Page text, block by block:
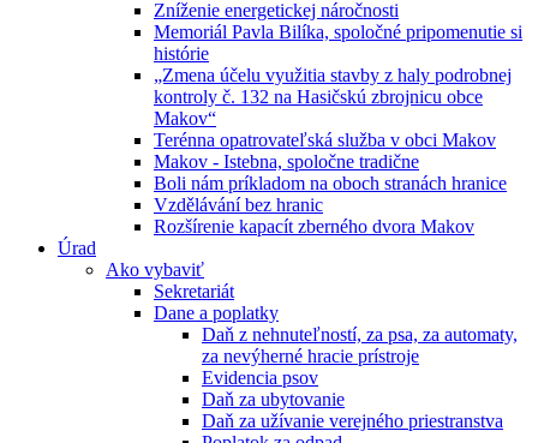
Zníženie energetickej náročnosti
Memoriál Pavla Bilíka, spoločné pripomenutie si
histórie
„Zmena účelu využitia stavby z haly podrobnej
kontroly č. 132 na Hasičskú zbrojnicu obce
Makov“
Terénna opatrovateľská služba v obci Makov
Makov - Istebna, spoločne tradične
Boli nám príkladom na oboch stranách hranice
Vzdělávání bez hranic
Rozšírenie kapacít zberného dvora Makov
Úrad
Ako vybaviť
Sekretariát
Dane a poplatky
Daň z nehnuteľností, za psa, za automaty,
za nevýherné hracie prístroje
Evidencia psov
Daň za ubytovanie
Daň za užívanie verejného priestranstva